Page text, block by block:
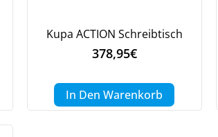
Kupa ACTION Schreibtisch
378,95€
In Den Warenkorb